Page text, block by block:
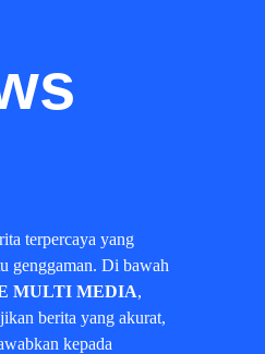
terpercaya yang
genggaman. Di bawah
MULTI MEDIA,
berita yang akurat,
kepada